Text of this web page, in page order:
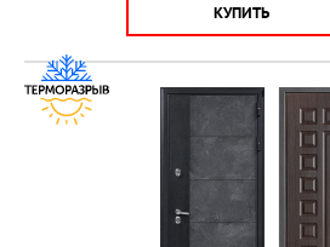
КУПИТЬ